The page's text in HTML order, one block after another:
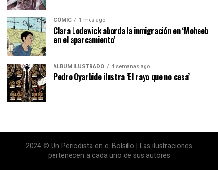
CÓMIC 1 mes ago
Clara Lodewick aborda la inmigración en ‘Moheeb
en el aparcamiento’
ÁLBUM ILUSTRADO 4 semanas ago
Pedro Oyarbide ilustra ‘El rayo que no cesa’
2024 © Un Periodista en el Bolsillo | Las ilustraciones
pertenecen a cada uno de sus autores